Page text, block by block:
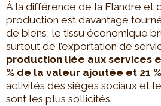
À la différence de la Flandre et
production est davantage
de biens, le tissu économique
surtout de l’exportation de
production liée aux services
% de la valeur ajoutée et 21
activités des sièges sociaux et
sont les plus sollicités.